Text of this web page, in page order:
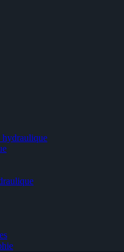
hydraulique